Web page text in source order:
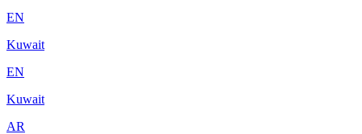
EN
Kuwait
EN
Kuwait
AR